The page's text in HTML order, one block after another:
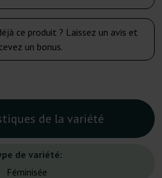
ce produit ? Laissez un avis et
un bonus.
de la variété
de variété:
Féminisée